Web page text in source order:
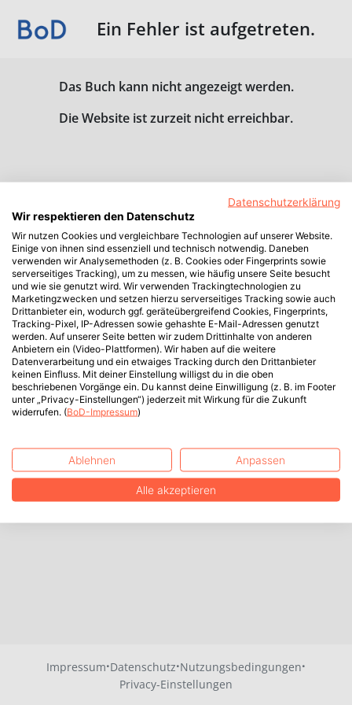
Ein Fehler ist aufgetreten.
Das Buch kann nicht angezeigt werden.
Die Website ist zurzeit nicht erreichbar.
Impressum·Datenschutz·Nutzungsbedingungen·
Privacy-Einstellungen
Datenschutzerklärung
Wir respektieren den Datenschutz
Wir nutzen Cookies und vergleichbare Technologien auf unserer Website.
Einige von ihnen sind essenziell und technisch notwendig. Daneben
verwenden wir Analysemethoden (z. B. Cookies oder Fingerprints sowie
serverseitiges Tracking), um zu messen, wie häufig unsere Seite besucht
und wie sie genutzt wird. Wir verwenden Trackingtechnologien zu
Marketingzwecken und setzen hierzu serverseitiges Tracking sowie auch
Drittanbieter ein, wodurch ggf. geräteübergreifend Cookies, Fingerprints,
Tracking-Pixel, IP-Adressen sowie gehashte E-Mail-Adressen genutzt
werden. Auf unserer Seite betten wir zudem Drittinhalte von anderen
Anbietern ein (Video-Plattformen). Wir haben auf die weitere
Datenverarbeitung und ein etwaiges Tracking durch den Drittanbieter
keinen Einfluss. Mit deiner Einstellung willigst du in die oben
beschriebenen Vorgänge ein. Du kannst deine Einwilligung (z. B. im Footer
unter „Privacy-Einstellungen“) jederzeit mit Wirkung für die Zukunft
widerrufen. (BoD-Impressum)
Ablehnen Anpassen
Alle akzeptieren